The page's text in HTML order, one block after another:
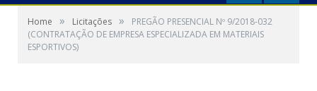
Home » Licitações »
PREGÃO PRESENCIAL Nº 9/2018-032
(CONTRATAÇÃO DE EMPRESA ESPECIALIZADA EM MATERIAIS
ESPORTIVOS)